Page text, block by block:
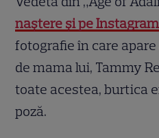
naștere și pe Instagram
fotografie în care
de mama lui, Tammy
toate acestea, burtica
poză.